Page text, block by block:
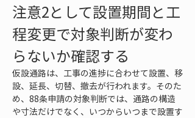
注意2として設置期間と工
程変更で対象判断が変わ
らないか確認する
仮設通路は、工事の進捗に合わせて設置、移
設、延長、切替、撤去が行われます。そのた
め、88条申請の対象判断では、通路の構造
や寸法だけでなく、いつからいつまで設置す